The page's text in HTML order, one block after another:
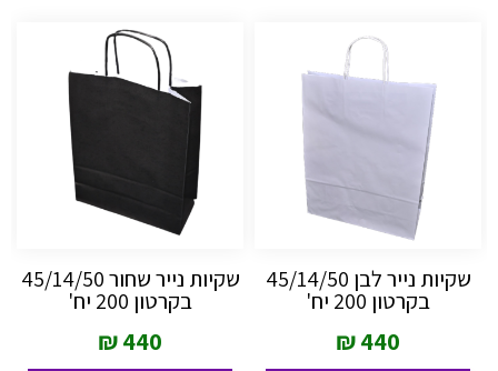
שקיות נייר לבן 45/14/50
בקרטון 200 יח'
440
₪
שקיות נייר שחור 45/14/50
בקרטון 200 יח'
440
₪